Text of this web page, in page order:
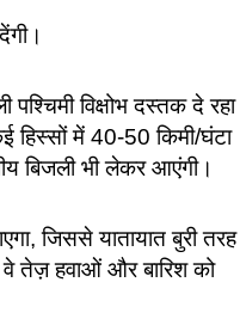
विक्षोभ दस्तक दे रहा
हिस्सों में 40-50 किमी/घंटा
बिजली भी लेकर आएंगी।
जिससे यातायात बुरी तरह
वे तेज़ हवाओं और बारिश को